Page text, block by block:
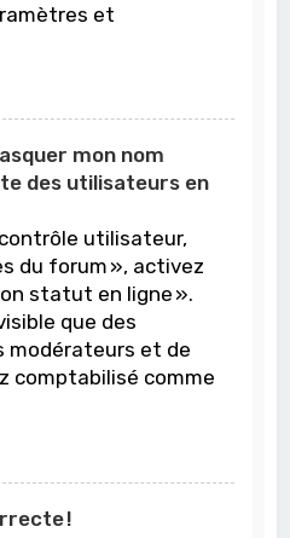
et
mon nom
des utilisateurs en
utilisateur,
du forum », activez
statut en ligne ».
que des
modérateurs et de
comptabilisé comme
!